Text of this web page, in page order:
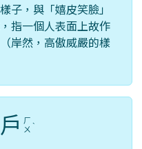
子，與「嬉皮笑臉」
指一個人表面上故作
岸然，高傲威嚴的樣
戶
ㄏ
ㄨ ˋ